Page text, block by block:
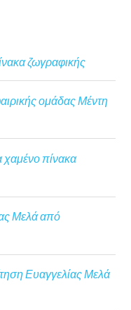
ζωγραφικής
ομάδας Μέντη
χαμένο πίνακα
Μελά από
Ευαγγελίας Μελά